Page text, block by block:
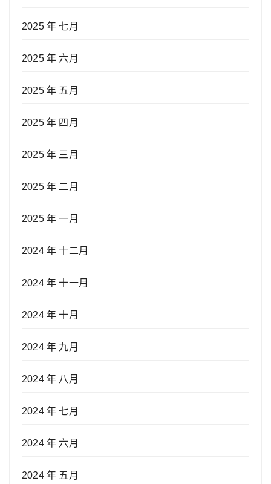
2025 年 七月
2025 年 六月
2025 年 五月
2025 年 四月
2025 年 三月
2025 年 二月
2025 年 一月
2024 年 十二月
2024 年 十一月
2024 年 十月
2024 年 九月
2024 年 八月
2024 年 七月
2024 年 六月
2024 年 五月